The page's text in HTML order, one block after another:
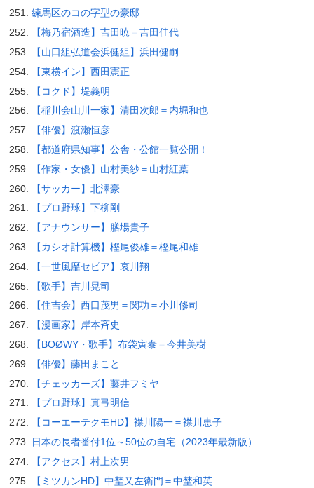
練馬区のコの字型の豪邸
【梅乃宿酒造】吉田暁＝吉田佳代
【山口組弘道会浜健組】浜田健嗣
【東横イン】西田憲正
【コクド】堤義明
【稲川会山川一家】清田次郎＝内堀和也
【俳優】渡瀬恒彦
【都道府県知事】公舎・公館一覧公開！
【作家・女優】山村美紗＝山村紅葉
【サッカー】北澤豪
【プロ野球】下柳剛
【アナウンサー】膳場貴子
【カシオ計算機】樫尾俊雄＝樫尾和雄
【一世風靡セピア】哀川翔
【歌手】吉川晃司
【住吉会】西口茂男＝関功＝小川修司
【漫画家】岸本斉史
【BOØWY・歌手】布袋寅泰＝今井美樹
【俳優】藤田まこと
【チェッカーズ】藤井フミヤ
【プロ野球】真弓明信
【コーエーテクモHD】襟川陽一＝襟川恵子
日本の長者番付1位～50位の自宅（2023年最新版）
【アクセス】村上次男
【ミツカンHD】中埜又左衛門＝中埜和英